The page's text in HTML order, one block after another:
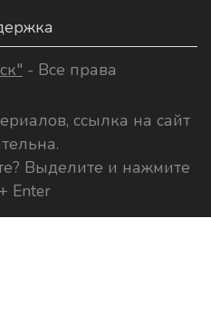
- Все права
ссылка на сайт
Выделите и нажмите
Enter